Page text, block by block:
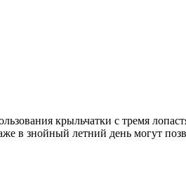
крыльчатки с тремя
в знойный летний день могут